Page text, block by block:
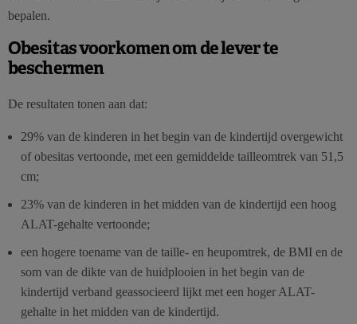
bepalen.
Obesitas voorkomen om de lever te
beschermen
De resultaten tonen aan dat:
29% van de kinderen in het begin van de kindertijd overgewicht
of obesitas vertoonde, met een gemiddelde tailleomtrek van 51,5
cm;
23% van de kinderen in het midden van de kindertijd een hoog
ALAT-gehalte vertoonde;
een hogere toename van de taille- en heupomtrek, de BMI en de
som van de dikte van de huidplooien in het begin van de
kindertijd verband geassocieerd lijkt met een hoger ALAT-
gehalte in het midden van de kindertijd.